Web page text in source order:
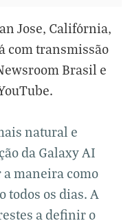
Jose, Califórnia,
com transmissão
Brasil e
natural e
da Galaxy AI
a maneira como
todos os dias. A
a definir o